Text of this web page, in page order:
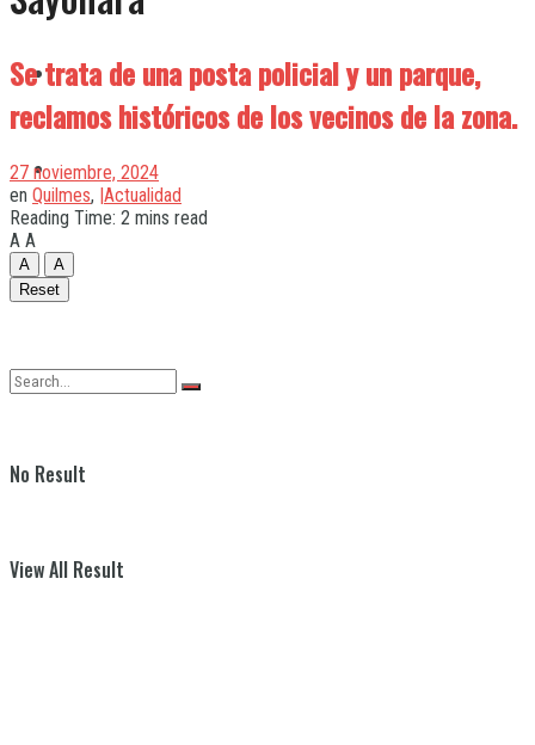
Quilmes
Varela
No Result
View All Result
Se trata de una posta policial y un parque,
reclamos históricos de los vecinos de la zona.
27 noviembre, 2024
en Quilmes, |Actualidad
Reading Time: 2 mins read
A A
A
A
Reset